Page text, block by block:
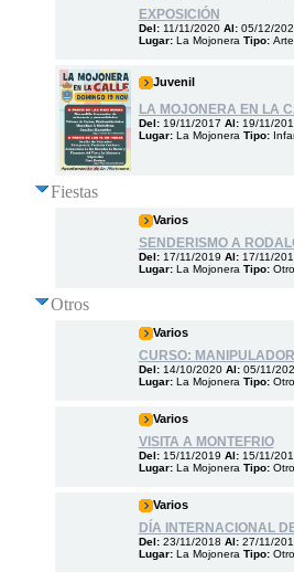
EXPOSICIÓN
Del: 11/11/2020 Al: 05/12/
Lugar: La Mojonera Tipo:
Juvenil
LA MOJONERA EN LA
Del: 19/11/2017 Al: 19/11/
Lugar: La Mojonera Tipo:
Fiestas
Varios
SENDERISMO A
Del: 17/11/2019 Al: 17/11/
Lugar: La Mojonera Tipo:
Otros
Varios
CURSO:
Del: 14/10/2020 Al: 05/11/
Lugar: La Mojonera Tipo:
Varios
VISITA A MONTEFRIO
Del: 15/11/2019 Al: 15/11/
Lugar: La Mojonera Tipo:
Varios
DÍA INTERNACIONAL
Del: 23/11/2018 Al: 27/11/
Lugar: La Mojonera Tipo: